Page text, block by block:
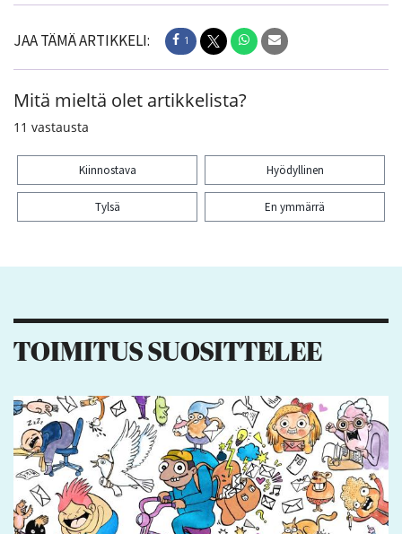
JAA TÄMÄ ARTIKKELI: 1
Mitä mieltä olet artikkelista?
11 vastausta
Kiinnostava Hyödyllinen
Tylsä En ymmärrä
TOIMITUS SUOSITTELEE